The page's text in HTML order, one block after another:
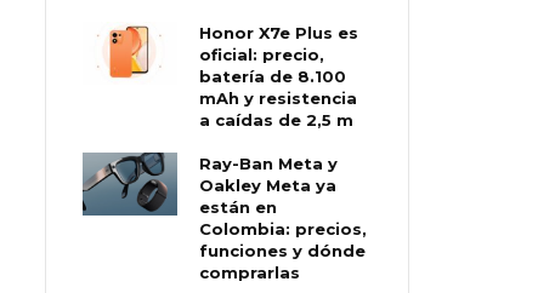
Honor X7e Plus es
oficial: precio,
batería de 8.100
mAh y resistencia
a caídas de 2,5 m
Ray-Ban Meta y
Oakley Meta ya
están en
Colombia: precios,
funciones y dónde
comprarlas